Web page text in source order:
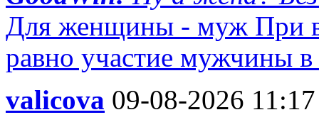
Для женщины - муж При
равно участие мужчины
valicova 09-08-2026 11:17